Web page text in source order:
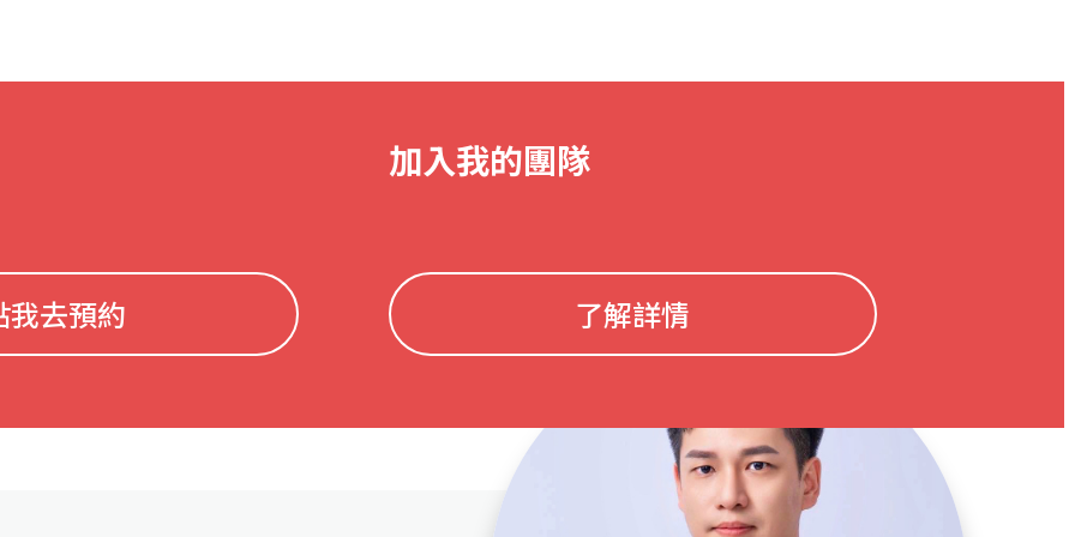
我去預約
加入我的團隊
了解詳情